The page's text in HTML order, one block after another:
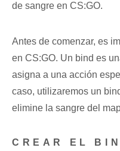
de sangre en CS:GO.
Antes de comenzar, es
en CS:GO. Un ​bind⁣ es
asigna ⁣a​ una acción
caso, utilizaremos⁢ un
elimine la sangre del
CREAR EL